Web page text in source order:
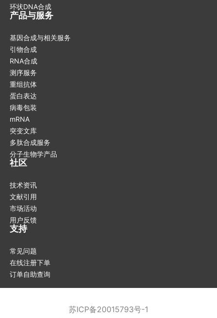
环状DNA合成
产品与服务
基因合成与相关服务
引物合成
RNA合成
测序服务
重组抗体
蛋白表达
病毒包装
mRNA
突变文库
多肽合成服务
分子生物学产品
社区
技术资讯
文献引用
市场活动
用户反馈
支持
常见问题
在线注册下单
订单自助查询
苏ICP备20015793号-1